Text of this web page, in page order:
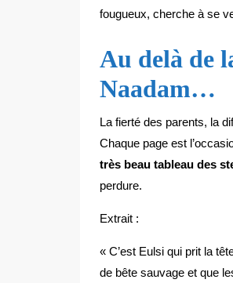
fougueux, cherche à se
Au delà de
Naadam…
La fierté des parents, la
Chaque page est
très beau tableau des
perdure.
Extrait :
« C’est Eulsi qui prit la
de bête sauvage et que